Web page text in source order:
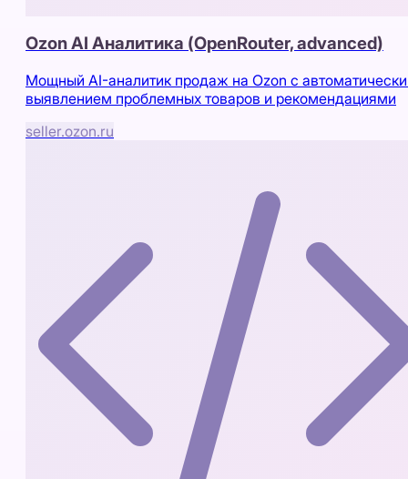
Ozon AI Аналитика (OpenRouter, advanced)
Мощный AI-аналитик продаж на Ozon с
выявлением проблемных товаров и рекомендациями
seller.ozon.ru